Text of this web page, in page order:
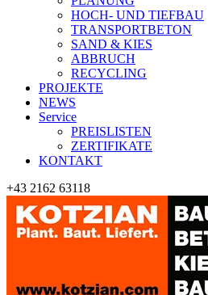
HOCH- UND TIEFBAU
TRANSPORTBETON
SAND & KIES
ABBRUCH
RECYCLING
PROJEKTE
NEWS
Service
PREISLISTEN
ZERTIFIKATE
KONTAKT
+43 2162 63118